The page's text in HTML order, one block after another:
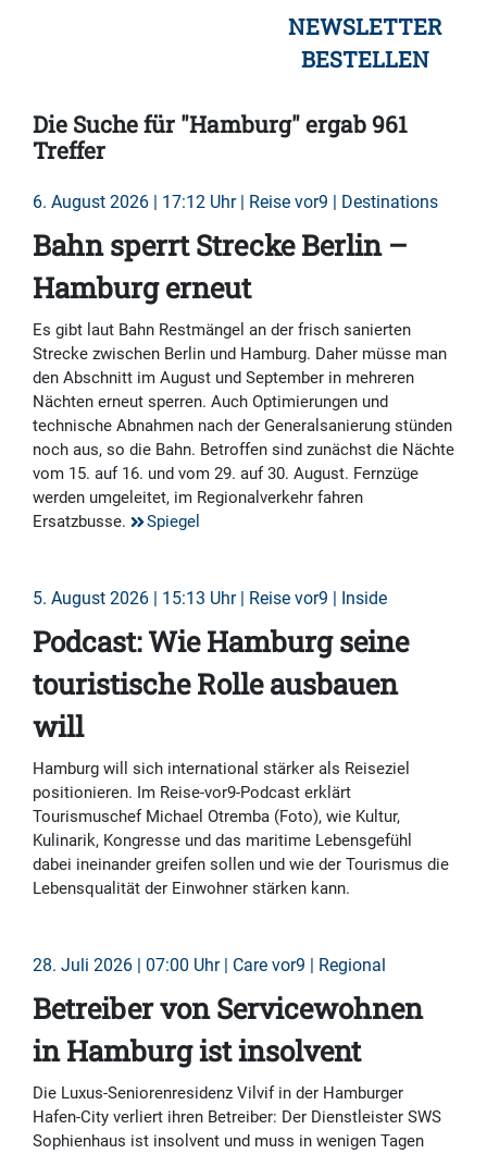
NEWSLETTER
BESTELLEN
Die Suche für "Hamburg" ergab 961
Treffer
6. August 2026 | 17:12 Uhr | Reise vor9 | Destinations
Bahn sperrt Strecke Berlin –
Hamburg erneut
Es gibt laut Bahn Restmängel an der frisch sanierten
Strecke zwischen Berlin und Hamburg. Daher müsse man
den Abschnitt im August und September in mehreren
Nächten erneut sperren. Auch Optimierungen und
technische Abnahmen nach der Generalsanierung stünden
noch aus, so die Bahn. Betroffen sind zunächst die Nächte
vom 15. auf 16. und vom 29. auf 30. August. Fernzüge
werden umgeleitet, im Regionalverkehr fahren
Ersatzbusse.
Spiegel
5. August 2026 | 15:13 Uhr | Reise vor9 | Inside
Podcast: Wie Hamburg seine
touristische Rolle ausbauen
will
Hamburg will sich international stärker als Reiseziel
positionieren. Im Reise-vor9-Podcast erklärt
Tourismuschef Michael Otremba (Foto), wie Kultur,
Kulinarik, Kongresse und das maritime Lebensgefühl
dabei ineinander greifen sollen und wie der Tourismus die
Lebensqualität der Einwohner stärken kann.
28. Juli 2026 | 07:00 Uhr | Care vor9 | Regional
Betreiber von Servicewohnen
in Hamburg ist insolvent
Die Luxus-Seniorenresidenz Vilvif in der Hamburger
Hafen-City verliert ihren Betreiber: Der Dienstleister SWS
Sophienhaus ist insolvent und muss in wenigen Tagen